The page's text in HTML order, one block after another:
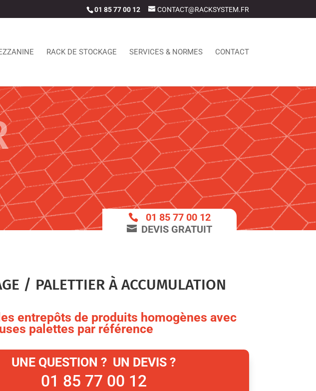
01 85 77 00 12 CONTACT@RACKSYSTEM.FR
RACK DE STOCKAGE SERVICES & NORMES CONTACT
01 85 77 00 12
DEVIS GRATUIT
/ PALETTIER À ACCUMULATION
entrepôts de produits homogènes avec
palettes par référence
UNE QUESTION ? UN DEVIS ?
01 85 77 00 12